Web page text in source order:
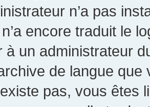
n’a pas
encore traduit le
à un administrateur
de langue
pas, vous êtes